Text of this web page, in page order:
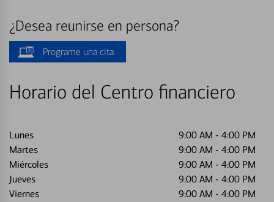
¿Desea reunirse en persona?
Programe una cita
Horario del Centro financiero
Lunes 9:00 AM - 4:00 PM
Martes
9:00 AM - 4:00 PM
Miércoles
9:00 AM - 4:00 PM
Jueves
9:00 AM - 4:00 PM
Viernes
9:00 AM - 4:00 PM